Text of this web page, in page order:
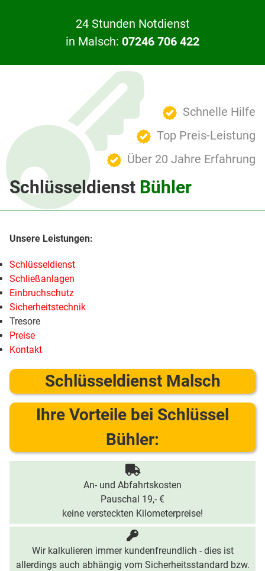
24 Stunden Notdienst
in Malsch: 07246 706 422
Schnelle Hilfe
Top Preis-Leistung
Über 20 Jahre Erfahrung
Schlüsseldienst Bühler
Schlüsseldienst
Schließanlagen
Einbruchschutz
Sicherheitstechnik
Tresore
Preise
Kontakt
Schlüsseldienst Malsch
Ihre Vorteile bei Schlüssel
Bühler:
An- und Abfahrtskosten
Pauschal 19,- €
keine versteckten Kilometerpreise!
Wir kalkulieren immer kundenfreundlich - dies ist
allerdings auch abhängig vom Sicherheitsstandard bzw.